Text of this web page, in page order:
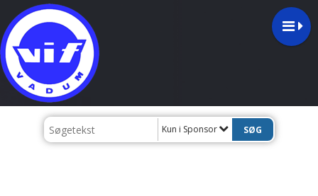
Kun i Sponsor